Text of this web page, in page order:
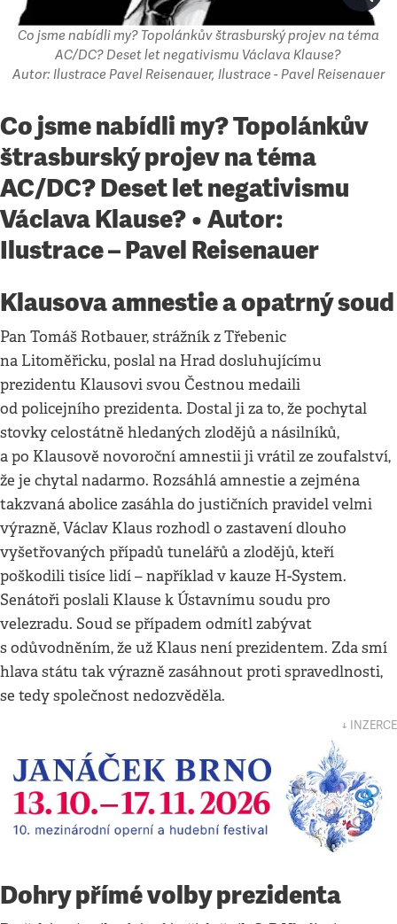
Co jsme nabídli my? Topolánkův štrasburský projev na téma
AC/DC? Deset let negativismu Václava Klause?
Autor: Ilustrace Pavel Reisenauer, Ilustrace - Pavel Reisenauer
Co jsme nabídli my? Topolánkův
štrasburský projev na téma
AC/DC? Deset let negativismu
Václava Klause? • Autor:
Ilustrace – Pavel Reisenauer
Klausova amnestie a opatrný soud
Pan Tomáš Rotbauer, strážník z Třebenic
na Litoměřicku, poslal na Hrad dosluhujícímu
prezidentu Klausovi svou Čestnou medaili
od policejního prezidenta. Dostal ji za to, že pochytal
stovky celostátně hledaných zlodějů a násilníků,
a po Klausově novoroční amnestii ji vrátil ze zoufalství,
že je chytal nadarmo. Rozsáhlá amnestie a zejména
takzvaná abolice zasáhla do justičních pravidel velmi
výrazně, Václav Klaus rozhodl o zastavení dlouho
vyšetřovaných případů tunelářů a zlodějů, kteří
poškodili tisíce lidí – například v kauze H-System.
Senátoři poslali Klause k Ústavnímu soudu pro
velezradu. Soud se případem odmítl zabývat
s odůvodněním, že už Klaus není prezidentem. Zda smí
hlava státu tak výrazně zasáhnout proti spravedlnosti,
se tedy společnost nedozvěděla.
↓ INZERCE
Dohry přímé volby prezidenta